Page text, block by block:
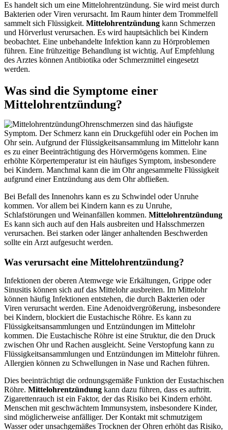
Es handelt sich um eine Mittelohrentzündung. Sie wird meist durch
Bakterien oder Viren verursacht. Im Raum hinter dem Trommelfell
sammelt sich Flüssigkeit. Mittelohrentzündung kann Schmerzen
und Hörverlust verursachen. Es wird hauptsächlich bei Kindern
beobachtet. Eine unbehandelte Infektion kann zu Hörproblemen
führen. Eine frühzeitige Behandlung ist wichtig. Auf Empfehlung
des Arztes können Antibiotika oder Schmerzmittel eingesetzt
werden.
Was sind die Symptome einer
Mittelohrentzündung?
Ohrenschmerzen sind das häufigste
Symptom. Der Schmerz kann ein Druckgefühl oder ein Pochen im
Ohr sein. Aufgrund der Flüssigkeitsansammlung im Mittelohr kann
es zu einer Beeinträchtigung des Hörvermögens kommen. Eine
erhöhte Körpertemperatur ist ein häufiges Symptom, insbesondere
bei Kindern. Manchmal kann die im Ohr angesammelte Flüssigkeit
aufgrund einer Entzündung aus dem Ohr abfließen.
Bei Befall des Innenohrs kann es zu Schwindel oder Unruhe
kommen. Vor allem bei Kindern kann es zu Unruhe,
Schlafstörungen und Weinanfällen kommen. Mittelohrentzündung
Es kann sich auch auf den Hals ausbreiten und Halsschmerzen
verursachen. Bei starken oder länger anhaltenden Beschwerden
sollte ein Arzt aufgesucht werden.
Was verursacht eine Mittelohrentzündung?
Infektionen der oberen Atemwege wie Erkältungen, Grippe oder
Sinusitis können sich auf das Mittelohr ausbreiten. Im Mittelohr
können häufig Infektionen entstehen, die durch Bakterien oder
Viren verursacht werden. Eine Adenoidvergrößerung, insbesondere
bei Kindern, blockiert die Eustachische Röhre. Es kann zu
Flüssigkeitsansammlungen und Entzündungen im Mittelohr
kommen. Die Eustachische Röhre ist eine Struktur, die den Druck
zwischen Ohr und Rachen ausgleicht. Seine Verstopfung kann zu
Flüssigkeitsansammlungen und Entzündungen im Mittelohr führen.
Allergien können zu Schwellungen in Nase und Rachen führen.
Dies beeinträchtigt die ordnungsgemäße Funktion der Eustachischen
Röhre. Mittelohrentzündung kann dazu führen, dass es auftritt.
Zigarettenrauch ist ein Faktor, der das Risiko bei Kindern erhöht.
Menschen mit geschwächtem Immunsystem, insbesondere Kinder,
sind möglicherweise anfälliger. Der Kontakt mit schmutzigem
Wasser oder unsachgemäßes Trocknen der Ohren erhöht das Risiko,